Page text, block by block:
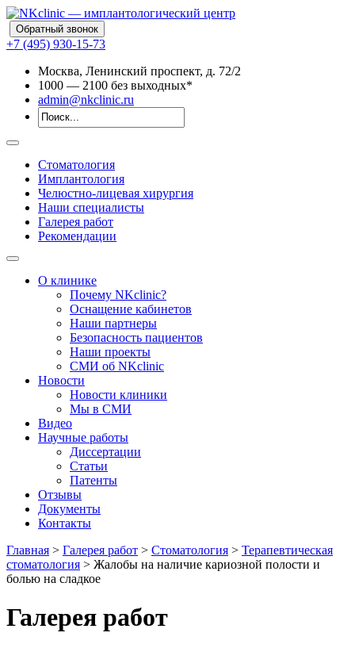
Обратный звонок
+7 (495) 930-15-73
Москва, Ленинский проспект, д. 72/2
1000 — 2100 без выходных*
admin@nkclinic.ru
Стоматология
Имплантология
Челюстно-лицевая хирургия
Наши специалисты
Галерея работ
Рекомендации
О клинике
Почему NKclinic?
Оснащение кабинетов
Наши партнеры
Безопасность пациентов
Наши проекты
СМИ об NKclinic
Новости
Новости клиники
Мы в СМИ
Видео
Научные работы
Диссертации
Статьи
Патенты
Отзывы
Документы
Контакты
Главная > Галерея работ > Стоматология > Терапевтическая
стоматология > Жалобы на наличие кариозной полости и
болью на сладкое
Галерея работ